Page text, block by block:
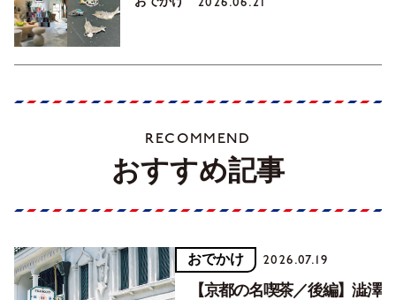
RECOMMEND
おすすめ記事
おでかけ 2026.07.19
【京都の名喫茶／後編】澁澤